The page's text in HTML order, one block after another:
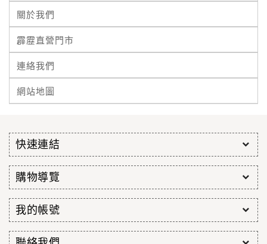
關於我們
霹靂直營門市
連絡我們
網站地圖
快速連結
購物導覽
我的帳號